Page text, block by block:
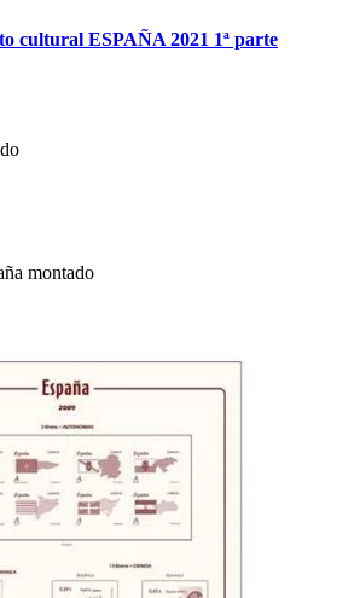
cultural ESPAÑA 2021 1ª parte
montado